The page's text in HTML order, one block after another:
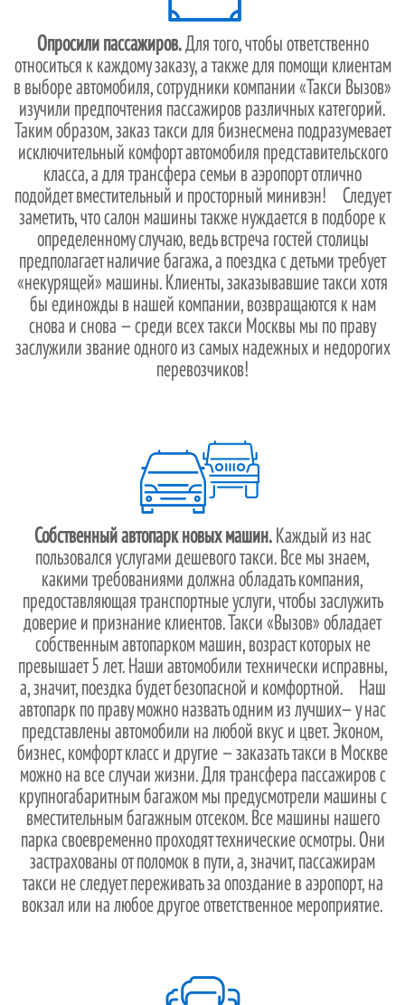
Опросили пассажиров.Для того, чтобы ответственно
относиться к каждому заказу, а также для помощи клиентам
в выборе автомобиля, сотрудники компании «Такси Вызов»
изучили предпочтения пассажиров различных категорий.
Таким образом, заказ такси для бизнесмена подразумевает
исключительный комфорт автомобиля представительского
класса, а для трансфера семьи в аэропорт отлично
подойдет вместительный и просторный минивэн! Следует
заметить, что салон машины также нуждается в подборе к
определенному случаю, ведь встреча гостей столицы
предполагает наличие багажа, а поездка с детьми требует
«некурящей» машины. Клиенты, заказывавшие такси хотя
бы единожды в нашей компании, возвращаются к нам
снова и снова — среди всех такси Москвы мы по праву
заслужили звание одного из самых надежных и недорогих
перевозчиков!
Собственный автопарк новых машин.Каждый из нас
пользовался услугами дешевого такси. Все мы знаем,
какими требованиями должна обладать компания,
предоставляющая транспортные услуги, чтобы заслужить
доверие и признание клиентов. Такси «Вызов» обладает
собственным автопарком машин, возраст которых не
превышает 5 лет. Наши автомобили технически исправны,
а, значит, поездка будет безопасной и комфортной. Наш
автопарк по праву можно назвать одним из лучших— у нас
представлены автомобили на любой вкус и цвет. Эконом,
бизнес, комфорт класс и другие — заказать такси в Москве
можно на все случаи жизни. Для трансфера пассажиров с
крупногабаритным багажом мы предусмотрели машины с
вместительным багажным отсеком. Все машины нашего
парка своевременно проходят технические осмотры. Они
застрахованы от поломок в пути, а, значит, пассажирам
такси не следует переживать за опоздание в аэропорт, на
вокзал или на любое другое ответственное мероприятие.